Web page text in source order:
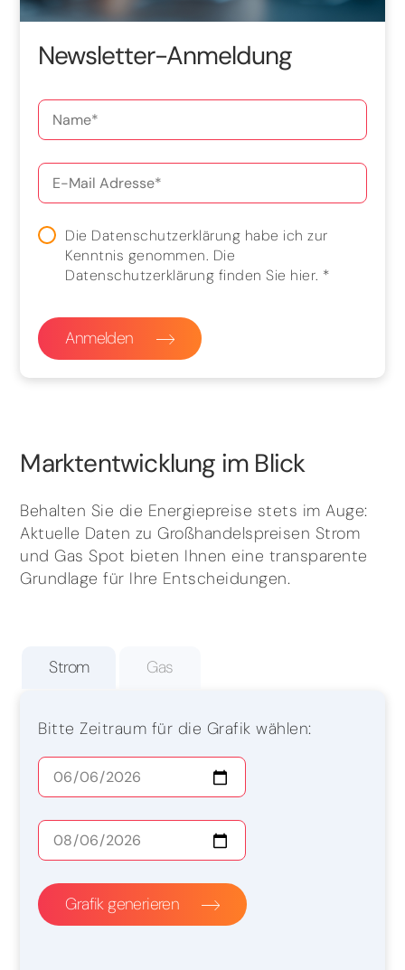
Newsletter-Anmeldung
Die Datenschutzerklärung habe ich zur
Kenntnis genommen. Die
Datenschutzerklärung finden Sie hier. *
Anmelden
Marktentwicklung im Blick
Behalten Sie die Energiepreise stets im Auge:
Aktuelle Daten zu Großhandelspreisen Strom
und Gas Spot bieten Ihnen eine transparente
Grundlage für Ihre Entscheidungen.
Strom Gas
Bitte Zeitraum für die Grafik wählen:
Grafik generieren